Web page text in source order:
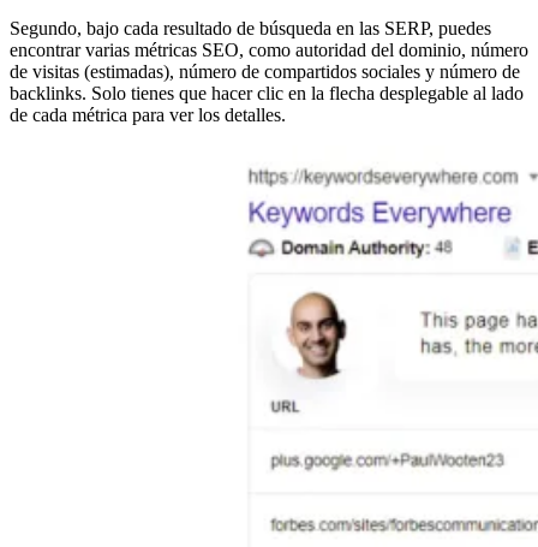
Segundo, bajo cada resultado de búsqueda en las SERP, puedes
encontrar varias métricas SEO, como autoridad del dominio, número
de visitas (estimadas), número de compartidos sociales y número de
backlinks. Solo tienes que hacer clic en la flecha desplegable al lado
de cada métrica para ver los detalles.